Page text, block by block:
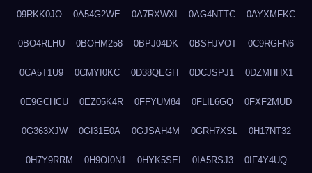
09RKK0JO 0A54G2WE 0A7RXWXI 0AG4NTTC 0AYXMFKC
0BO4RLHU 0BOHM258 0BPJ04DK 0BSHJVOT 0C9RGFN6
0CA5T1U9 0CMYI0KC 0D38QEGH 0DCJSPJ1 0DZMHHX1
0E9GCHCU 0EZ05K4R 0FFYUM84 0FLIL6GQ 0FXF2MUD
0G363XJW 0GI31E0A 0GJSAH4M 0GRH7XSL 0H17NT32
0H7Y9RRM 0H9OI0N1 0HYK5SEI 0IA5RSJ3 0IF4Y4UQ